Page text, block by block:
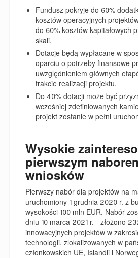
Fundusz pokryje do 60%
kosztów operacyjnych
do 60% kosztów kapitałowych
skali.
Dotacje będą wypłacane w
oparciu o potrzeby finansowe
uwzględnieniem głównych
trakcie realizacji projektu.
Do 40% dotacji może być
wcześniej zdefiniowanych
projekt zostanie w pełni
Wysokie
pierwszym
wniosków
Pierwszy nabór dla projektów na
uruchomiony 1 grudnia 2020 r. z
wysokości 100 mln EUR. Nabór
dniu 10 marca 2021 r. - złożono
innowacyjnych projektów w
technologii, zlokalizowanych w
członkowskich UE, Islandii i